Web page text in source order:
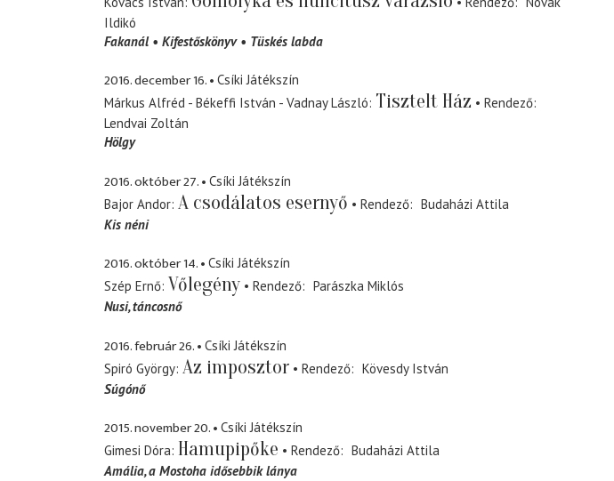
Ildikó
Fakanál
Kifestőskönyv Tüskés labda
2016. december 16.
Csíki Játékszín
Márkus Alfréd - Békeffi István - Vadnay László Tisztelt Ház
Rendező
Lendvai Zoltán
Hölgy
2016. október 27.
Csíki Játékszín
Bajor Andor A csodálatos esernyő Rendező
Budaházi Attila
Kis néni
2016. október 14.
Csíki Játékszín
Szép Ernő Vőlegény Rendező
Parászka Miklós
Nusi táncosnő
2016. február 26.
Csíki Játékszín
Spiró György Az imposztor Rendező
Kövesdy István
Súgónő
2015. november 20.
Csíki Játékszín
Gimesi Dóra Hamupipőke Rendező
Budaházi Attila
Amália a Mostoha idősebbik lánya